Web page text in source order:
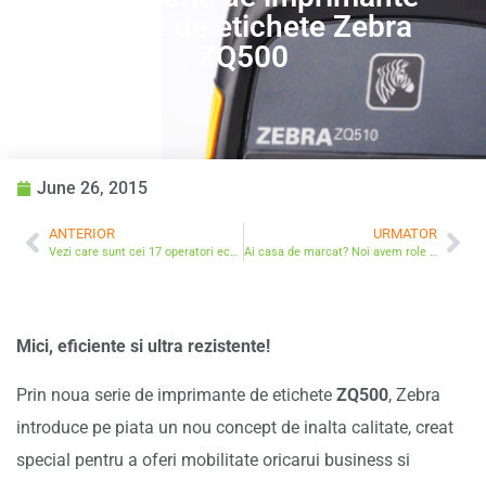
mobile de etichete Zebra
ZQ500
June 26, 2015
ANTERIOR
Vezi care sunt cei 17 operatori economici care nu sunt obligati sa emita bon fiscal
URMATOR
Ai casa de marcat? Noi avem role de hartie!
Mici, eficiente si ultra rezistente!
Prin noua serie de imprimante de etichete ZQ500, Zebra
introduce pe piata un nou concept de inalta calitate, creat
special pentru a oferi mobilitate oricarui business si